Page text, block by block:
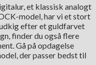
et klassisk analogt
model, har vi et stort
efter et guldfarvet
finder du også flere
Gå på opdagelse
der passer bedst til